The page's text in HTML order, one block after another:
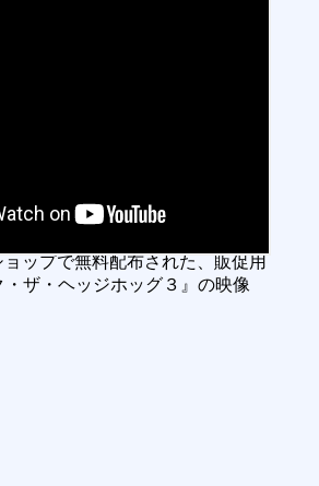
ップで無料配布された、販促用
ザ・ヘッジホッグ３』の映像